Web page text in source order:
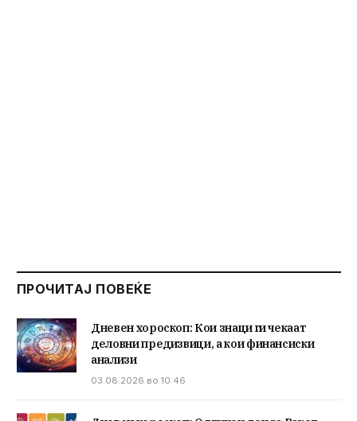
ПРОЧИТАЈ ПОВЕЌЕ
Дневен хороскоп: Кои знаци ги чекаат
деловни предизвици, а кои финансиски
анализи
03.08.2026 во 10:46